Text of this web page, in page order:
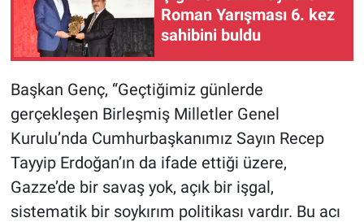
Roman Yarışması 6. kez
sahibini buldu
Başkan Genç, “Geçtiğimiz günlerde
gerçekleşen Birleşmiş Milletler Genel
Kurulu’nda Cumhurbaşkanımız Sayın Recep
Tayyip Erdoğan’ın da ifade ettiği üzere,
Gazze’de bir savaş yok, açık bir işgal,
sistematik bir soykırım politikası vardır. Bu acı